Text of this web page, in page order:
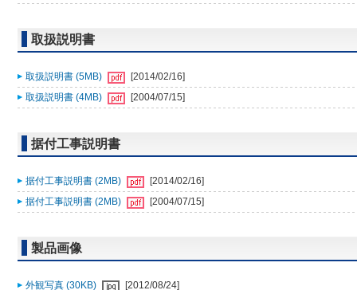
取扱説明書
取扱説明書 (5MB)
[2014/02/16]
取扱説明書 (4MB)
[2004/07/15]
据付工事説明書
据付工事説明書 (2MB)
[2014/02/16]
据付工事説明書 (2MB)
[2004/07/15]
製品画像
外観写真 (30KB) [2012/08/24]